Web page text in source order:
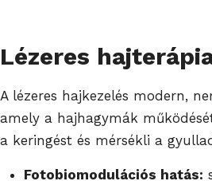
Lézeres
A lézeres hajkezelés modern,
amely a hajhagymák
a keringést és mérsékli a
Fotobiomodulációs hatás: